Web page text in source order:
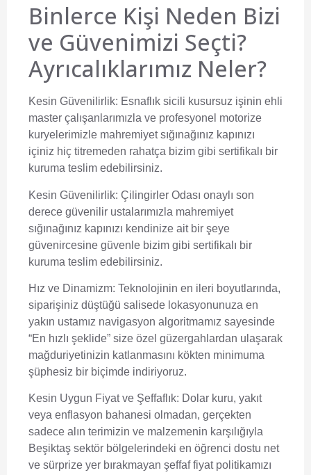
Binlerce Kişi Neden Bizi
ve Güvenimizi Seçti?
Ayrıcalıklarımız Neler?
Kesin Güvenilirlik: Esnaflık sicili kusursuz işinin ehli
master çalışanlarımızla ve profesyonel motorize
kuryelerimizle mahremiyet sığınağınız kapınızı
içiniz hiç titremeden rahatça bizim gibi sertifikalı bir
kuruma teslim edebilirsiniz.
Kesin Güvenilirlik: Çilingirler Odası onaylı son
derece güvenilir ustalarımızla mahremiyet
sığınağınız kapınızı kendinize ait bir şeye
güvenircesine güvenle bizim gibi sertifikalı bir
kuruma teslim edebilirsiniz.
Hız ve Dinamizm: Teknolojinin en ileri boyutlarında,
siparişiniz düştüğü salisede lokasyonunuza en
yakın ustamız navigasyon algoritmamız sayesinde
“En hızlı şeklide” size özel güzergahlardan ulaşarak
mağduriyetinizin katlanmasını kökten minimuma
şüphesiz bir biçimde indiriyoruz.
Kesin Uygun Fiyat ve Şeffaflık: Dolar kuru, yakıt
veya enflasyon bahanesi olmadan, gerçekten
sadece alın terimizin ve malzemenin karşılığıyla
Beşiktaş sektör bölgelerindeki en öğrenci dostu net
ve sürprize yer bırakmayan şeffaf fiyat politikamızı